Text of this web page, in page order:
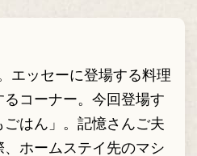
エッセーに登場する料理
コーナー。今回登場す
はん」。記憶さんご夫
ホームステイ先のマシ